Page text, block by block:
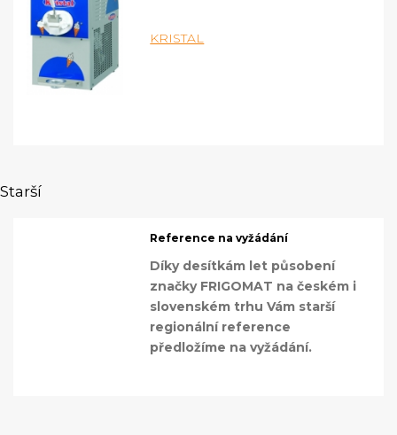
KRISTAL
Starší
Reference na vyžádání
Díky desítkám let působení
značky FRIGOMAT na českém i
slovenském trhu Vám starší
regionální reference
předložíme na vyžádání.